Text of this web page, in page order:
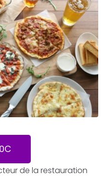
de la restauration